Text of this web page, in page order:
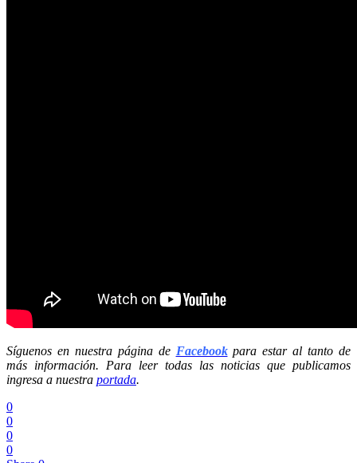
Síguenos en nuestra página de Facebookpara estar al tanto de
más información. Para leer todas las noticias que publicamos
ingresa a nuestra portada.
0
0
0
0